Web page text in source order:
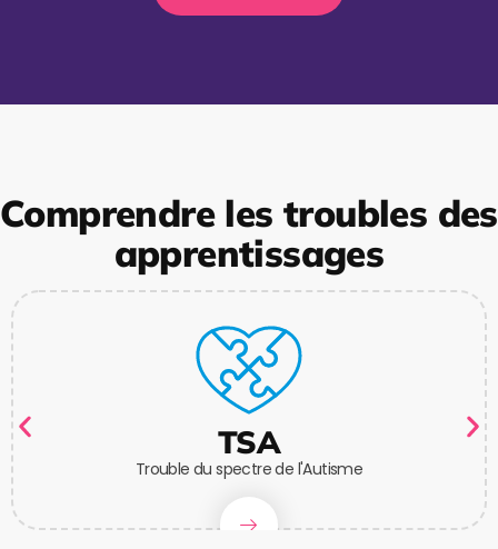
Comprendre les troubles des
apprentissages
TSA
Trouble du spectre de l'Autisme